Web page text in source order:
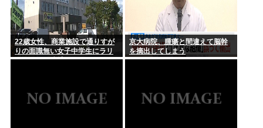
ワイ、金無し、女無し、髪無し、身長無し、知能無し、友達無
し、若さ...
クリミア半島に入る道路が地獄絵図
22歳女性、商業施設で通りすが
りの面識無い女子中学生にラリ
アットして逮捕される
京大病院、腫瘍と間違えて脳幹
を摘出してしまう